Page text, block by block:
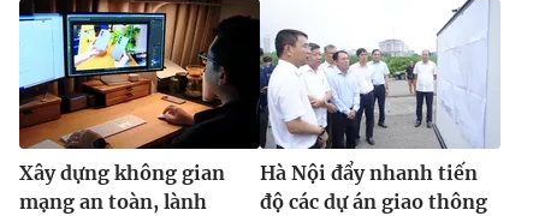
Xây dựng không gian
mạng an toàn, lành
Hà Nội đẩy nhanh tiến
độ các dự án giao thông